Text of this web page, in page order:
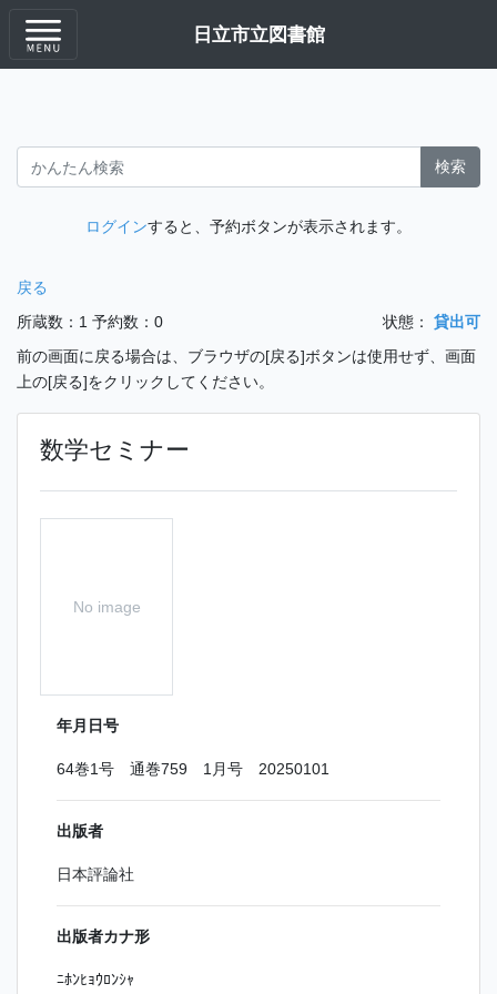
日立市立図書館
検索
ログインすると、予約ボタンが表示されます。
戻る
所蔵数：1 予約数：0 状態：
貸出可
前の画面に戻る場合は、ブラウザの[戻る]ボタンは使用せず、画面
上の[戻る]をクリックしてください。
数学セミナー
No image
年月日号
64巻1号 通巻759 1月号 20250101
出版者
日本評論社
出版者カナ形
ﾆﾎﾝﾋｮｳﾛﾝｼｬ